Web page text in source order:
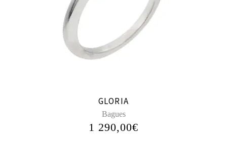
GLORIA
Bagues
1 290,00€